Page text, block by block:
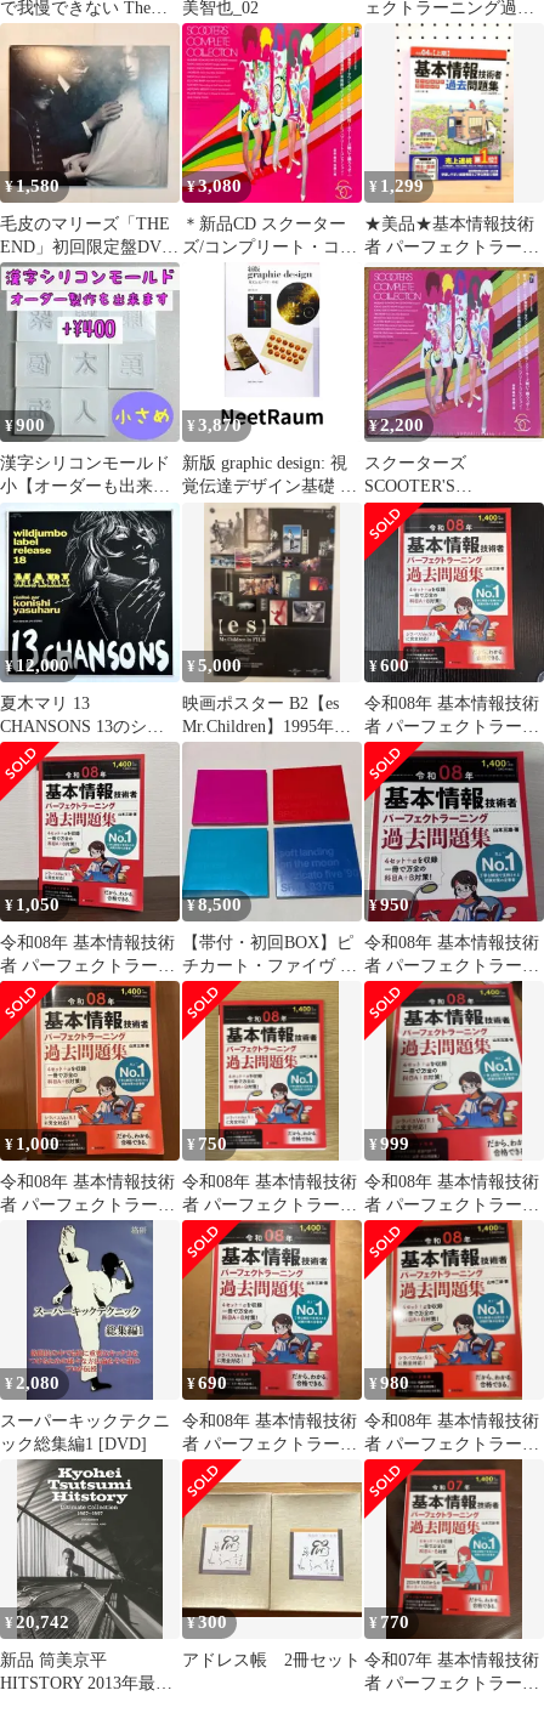
で我慢できない The
Making of 男はソレを我
慢できない【邦画 中古
DVD】レンタル落ち
美智也_02
ェクトラーニング過去
問題集 2021
¥1,580
毛皮のマリーズ「THE
END」初回限定盤DVD
付
¥3,080
＊新品CD スクーター
ズ/コンプリート・コレ
クション
¥ 1,299
★美品★基本情報技術
者 パーフェクトラーニ
ング過去問題集 令和4
年〈上期〉
¥900
漢字シリコンモールド
小【オーダーも出来ま
す】最後までお読みく
ださいm(_ _)m
¥ 3,870
新版 graphic design: 視
覚伝達デザイン基礎 新
島 実? 寺山 祐策? 陣内
利博ほか? 勝井 三雄?
吉田 愼悟? 小林 昭世?
山本 太郎…
¥2,200
スクーターズ
SCOOTER'S
COMPLETE
COLLECTION 邦楽CD
¥ 12,000
夏木マリ 13
CHANSONS 13のシャ
ンソン 小西康陽 LP
¥5,000
映画ポスター B2【es
Mr.Children】1995年当
時物 ミスチル
¥600
令和08年 基本情報技術
者 パーフェクトラーニ
ング過去問題集
¥ 1,050
令和08年 基本情報技術
者 パーフェクトラーニ
ング過去問題集
¥8,500
​【帯付・初回BOX】ピ
チカート・ファイヴ セ
ット PIZZICATO FIVE
¥950
令和08年 基本情報技術
者 パーフェクトラーニ
ング過去問題集
¥ 1,000
令和08年 基本情報技術
者 パーフェクトラーニ
ング過去問題集
¥ 750
令和08年 基本情報技術
者 パーフェクトラーニ
ング過去問題集
¥999
令和08年 基本情報技術
者 パーフェクトラーニ
ング過去問題集
¥ 2,080
スーパーキックテクニ
ック総集編1 [DVD]
¥690
令和08年 基本情報技術
者 パーフェクトラーニ
ング 過去問題集
¥980
令和08年 基本情報技術
者 パーフェクトラーニ
ング過去問題集
¥20,742
新品 筒美京平
HITSTORY 2013年最新
¥300
アドレス帳 2冊セット
¥ 770
令和07年 基本情報技術
者 パーフェクトラーニ